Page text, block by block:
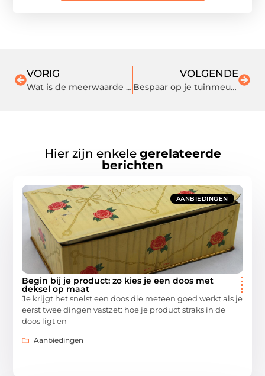
VORIG
Wat is de meerwaarde van een steunpoot voor mijn aanhanger?
VOLGENDE
Bespaar op je tuinmeubelen: Ontdek tuinsets met korting en tuinmeubels in de outlet
Hier zijn enkele gerelateerde
berichten
AANBIEDINGEN
Begin bij je product: zo kies je een doos met
deksel op maat
Je krijgt het snelst een doos die meteen goed werkt als je
eerst twee dingen vastzet: hoe je product straks in de
doos ligt en
Aanbiedingen